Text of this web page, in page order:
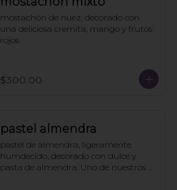
mostachón de nuez, decorado con
una deliciosa cremita, mango y frutos
rojos
$300.00
pastel almendra
pastel de almendra, ligeramente
humdecido, decorado con dulce y
pasta de almendra. Uno de nuestros